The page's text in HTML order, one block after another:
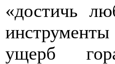
«достичь
ущерб